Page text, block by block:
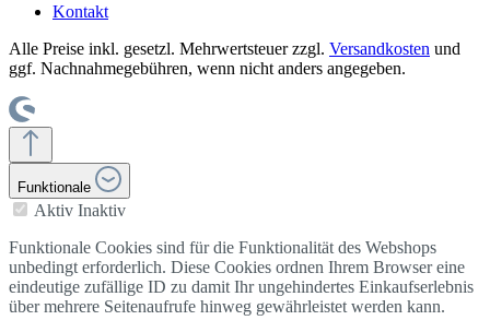
Kontakt
Alle Preise inkl. gesetzl. Mehrwertsteuer zzgl. Versandkosten und
ggf. Nachnahmegebühren, wenn nicht anders angegeben.
Funktionale
Aktiv Inaktiv
Funktionale Cookies sind für die Funktionalität des Webshops
unbedingt erforderlich. Diese Cookies ordnen Ihrem Browser eine
eindeutige zufällige ID zu damit Ihr ungehindertes Einkaufserlebnis
über mehrere Seitenaufrufe hinweg gewährleistet werden kann.